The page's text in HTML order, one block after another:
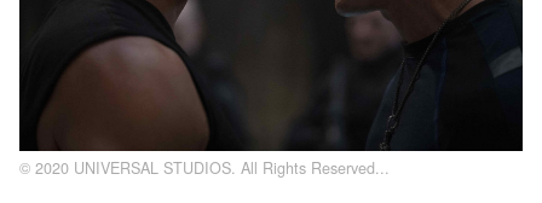
© 2020 UNIVERSAL STUDIOS. All Rights Reserved...